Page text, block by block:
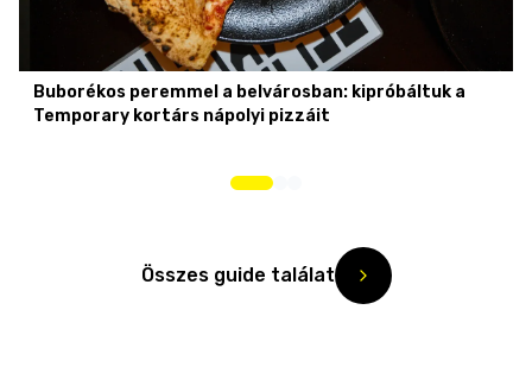
Buborékos peremmel a belvárosban: kipróbáltuk a
Temporary kortárs nápolyi pizzáit
Összes guide találat